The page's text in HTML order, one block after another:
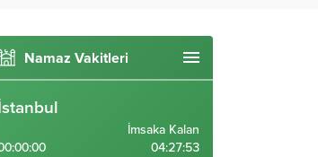
Namaz Vakitleri
İmsaka Kalan
04:27:52